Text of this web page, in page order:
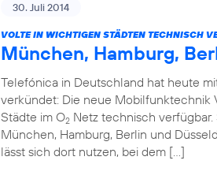
30. Juli 2014
VOLTE IN WICHTIGEN STÄDTEN TECHNISCH
München, Hamburg,
Telefónica in Deutschland hat heute
verkündet: Die neue Mobilfunktechnik
Städte im O2 Netz technisch verfügbar.
München, Hamburg, Berlin und
lässt sich dort nutzen, bei dem […]